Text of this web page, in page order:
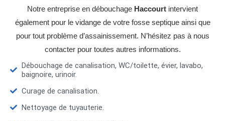
Notre entreprise en débouchage Haccourt intervient
également pour le vidange de votre fosse septique ainsi que
pour tout problème d’assainissement. N’hésitez pas à nous
contacter pour toutes autres informations.
Débouchage de canalisation, WC/toilette, évier, lavabo,
baignoire, urinoir.
Curage de canalisation.
Nettoyage de tuyauterie.